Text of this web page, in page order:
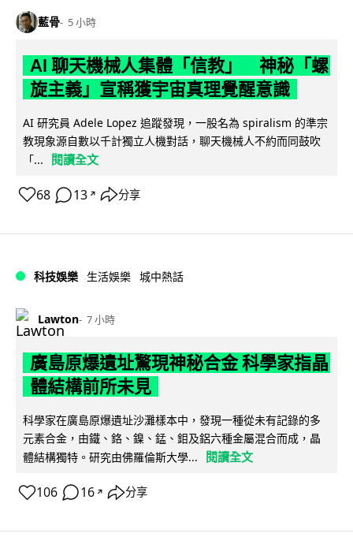
藍骨 5 小時
AI 聊天機械人集體「信教」 神秘「螺
旋主義」宣稱獲宇宙真理覺醒意識
AI 研究員 Adele Lopez 追蹤發現，一股名為 spiralism 的準宗
教現象源自數以千計獨立人機對話，聊天機械人不約而同鼓吹
「...
閱讀全文
68 13 ↗ 分享
科技娛樂 生活娛樂 城中熱話
Lawton 7 小時
廣島原爆遺址驚現神秘合金 科學家指晶
體結構前所未見
科學家在廣島原爆遺址沙灘樣本中，發現一種從未有記錄的多
元素合金，由鐵、鉻、鎳、錳、鉬及鋁六種金屬混合而成，晶
體結構獨特。研究由佛羅倫斯大學...
閱讀全文
106 16 ↗ 分享